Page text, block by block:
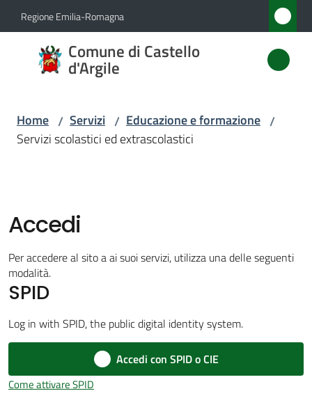
Vai al contenuto
Vai alla navigazione
Vai al footer
Regione Emilia-Romagna
Comune di Castello
d'Argile
Comune
di
Novità
Servizi
Menu selezionato
Vivere
d'Argile
Home / Servizi / Educazione e formazione /
Servizi scolastici ed extrascolastici
Accedi
Per accedere al sito a ai suoi servizi, utilizza una delle seguenti
modalità.
SPID
Log in with SPID, the public digital identity system.
Accedi con SPID o CIE
Come attivare SPID